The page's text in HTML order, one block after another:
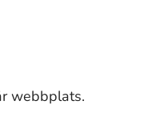
webbplats.